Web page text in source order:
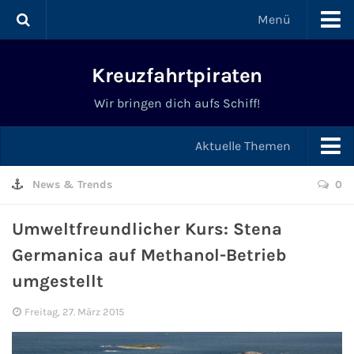
Menü
Kreuzfahrt ab Deutschland
Kreuzfahrten ab Hamburg
Kreuzfahrten ab Bremerhaven
Kreuzfahrten ab Warnemünde
Kreuzfahrten mit Flug
Kreuzfahrtpiraten
Wir bringen dich aufs Schiff!
Aktuelle Themen
Schnäppchen & Angebote
News & Trends
Tipps & Tricks
Schiffe & Meer
Schiffstaufen
News & Trends 0
Umweltfreundlicher Kurs: Stena
Germanica auf Methanol-Betrieb
umgestellt
Freitag, 27. März 2015